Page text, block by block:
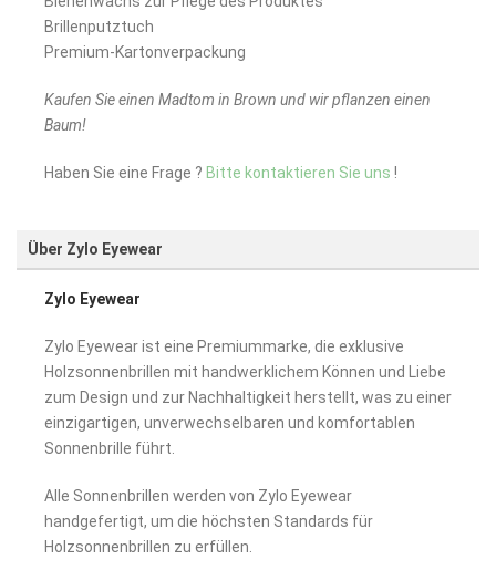
Brillenputztuch
Premium-Kartonverpackung
Kaufen Sie einen Madtom in Brown und wir pflanzen einen
Baum!
Haben Sie eine Frage ? Bitte kontaktieren Sie uns !
Über Zylo Eyewear
Zylo Eyewear
Zylo Eyewear ist eine Premiummarke, die exklusive
Holzsonnenbrillen mit handwerklichem Können und Liebe
zum Design und zur Nachhaltigkeit herstellt, was zu einer
einzigartigen, unverwechselbaren und komfortablen
Sonnenbrille führt.
Alle Sonnenbrillen werden von Zylo Eyewear
handgefertigt, um die höchsten Standards für
Holzsonnenbrillen zu erfüllen.